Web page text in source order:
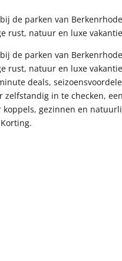
de parken van
rust, natuur en luxe
de parken van
rust, natuur en luxe
deals,
zelfstandig in te checken,
gezinnen en